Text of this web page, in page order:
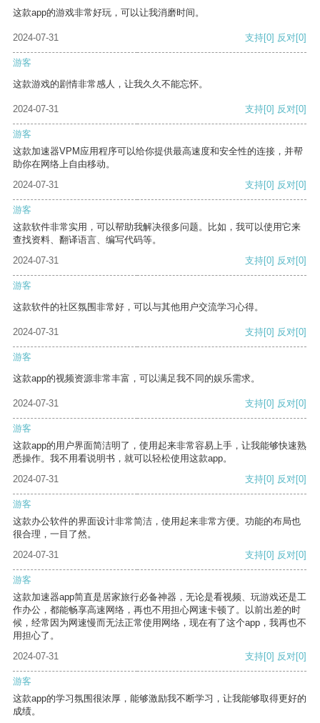
这款app的游戏非常好玩，可以让我消磨时间。
2024-07-31 支持[0] 反对[0]
游客
这款游戏的剧情非常感人，让我久久不能忘怀。
2024-07-31 支持[0] 反对[0]
游客
这款加速器VPM应用程序可以给你提供最高速度和安全性的连接，并帮
助你在网络上自由移动。
2024-07-31
支持[0] 反对[0]
游客
这款软件非常实用，可以帮助我解决很多问题。比如，我可以使用它来
查找资料、翻译语言、编写代码等。
2024-07-31
支持[0] 反对[0]
游客
这款软件的社区氛围非常好，可以与其他用户交流学习心得。
2024-07-31 支持[0] 反对[0]
游客
这款app的视频资源非常丰富，可以满足我不同的娱乐需求。
2024-07-31 支持[0] 反对[0]
游客
这款app的用户界面简洁明了，使用起来非常容易上手，让我能够快速熟
悉操作。我不用看说明书，就可以轻松使用这款app。
2024-07-31
支持[0] 反对[0]
游客
这款办公软件的界面设计非常简洁，使用起来非常方便。功能的布局也
很合理，一目了然。
2024-07-31
支持[0] 反对[0]
游客
这款加速器app简直是居家旅行必备神器，无论是看视频、玩游戏还是工
作办公，都能畅享高速网络，再也不用担心网速卡顿了。以前出差的时
候，经常因为网速慢而无法正常使用网络，现在有了这个app，我再也不
用担心了。
2024-07-31
支持[0] 反对[0]
游客
这款app的学习氛围很浓厚，能够激励我不断学习，让我能够取得更好的
成绩。